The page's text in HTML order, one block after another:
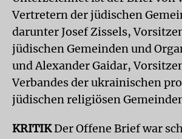
Vertretern der jüdischen
darunter Josef Zissels,
jüdischen Gemeinden und
und Alexander Gaidar,
Verbandes der ukrainischen
jüdischen religiösen
KRITIKDer Offene Brief war